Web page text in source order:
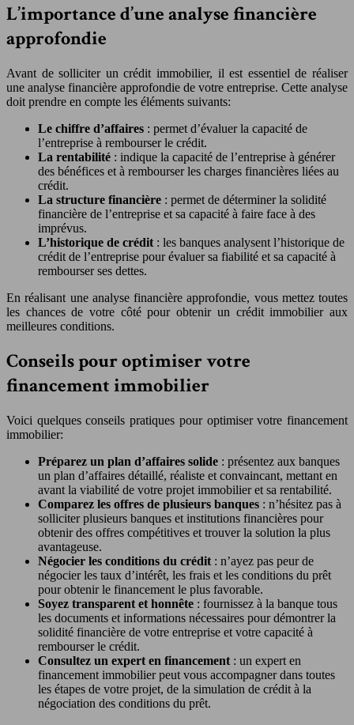
L’importance d’une analyse financière
approfondie
Avant de solliciter un crédit immobilier, il est essentiel de réaliser
une analyse financière approfondie de votre entreprise. Cette analyse
doit prendre en compte les éléments suivants:
Le chiffre d’affaires : permet d’évaluer la capacité de
l’entreprise à rembourser le crédit.
La rentabilité : indique la capacité de l’entreprise à générer
des bénéfices et à rembourser les charges financières liées au
crédit.
La structure financière : permet de déterminer la solidité
financière de l’entreprise et sa capacité à faire face à des
imprévus.
L’historique de crédit : les banques analysent l’historique de
crédit de l’entreprise pour évaluer sa fiabilité et sa capacité à
rembourser ses dettes.
En réalisant une analyse financière approfondie, vous mettez toutes
les chances de votre côté pour obtenir un crédit immobilier aux
meilleures conditions.
Conseils pour optimiser votre
financement immobilier
Voici quelques conseils pratiques pour optimiser votre financement
immobilier:
Préparez un plan d’affaires solide : présentez aux banques
un plan d’affaires détaillé, réaliste et convaincant, mettant en
avant la viabilité de votre projet immobilier et sa rentabilité.
Comparez les offres de plusieurs banques : n’hésitez pas à
solliciter plusieurs banques et institutions financières pour
obtenir des offres compétitives et trouver la solution la plus
avantageuse.
Négocier les conditions du crédit : n’ayez pas peur de
négocier les taux d’intérêt, les frais et les conditions du prêt
pour obtenir le financement le plus favorable.
Soyez transparent et honnête : fournissez à la banque tous
les documents et informations nécessaires pour démontrer la
solidité financière de votre entreprise et votre capacité à
rembourser le crédit.
Consultez un expert en financement : un expert en
financement immobilier peut vous accompagner dans toutes
les étapes de votre projet, de la simulation de crédit à la
négociation des conditions du prêt.